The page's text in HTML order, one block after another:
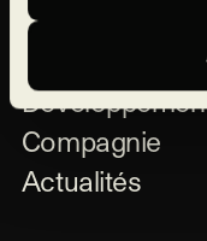
Expertises
Compagnie
Actualités